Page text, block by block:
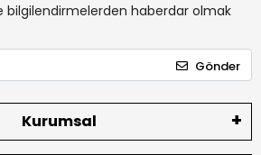
bilgilendirmelerden haberdar olmak
Gönder
Kurumsal